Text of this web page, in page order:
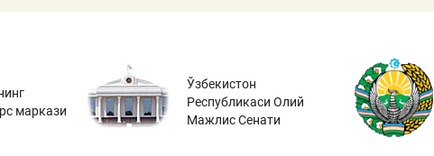
маркази
Ўзбекистон
Республикаси Олий
Мажлис Сенати